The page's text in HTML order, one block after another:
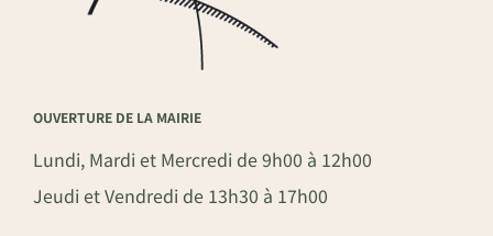
OUVERTURE DE LA MAIRIE
Lundi, Mardi et Mercredi de 9h00 à 12h00
Jeudi et Vendredi de 13h30 à 17h00